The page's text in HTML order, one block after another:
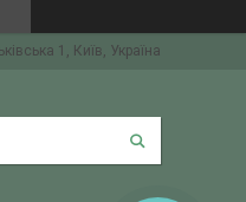
1, Київ, Україна